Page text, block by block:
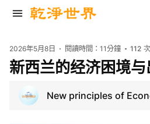
2026年5月8日 閱讀時間：11分鐘 112
新西兰的经济困境与
New principles of